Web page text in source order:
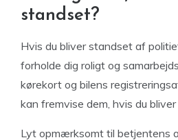
standset?
Hvis du bliver standset af
forholde dig roligt og
kørekort og bilens
kan fremvise dem, hvis du
Lyt opmærksomt til betjentens